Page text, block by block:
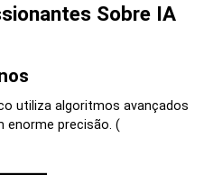
Sobre IA
utiliza algoritmos avançados
enorme precisão. (